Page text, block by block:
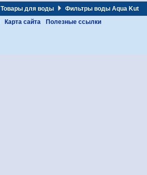
Товары для воды
Фильтры воды Aqua Kut
Карта сайта Полезные ссылки